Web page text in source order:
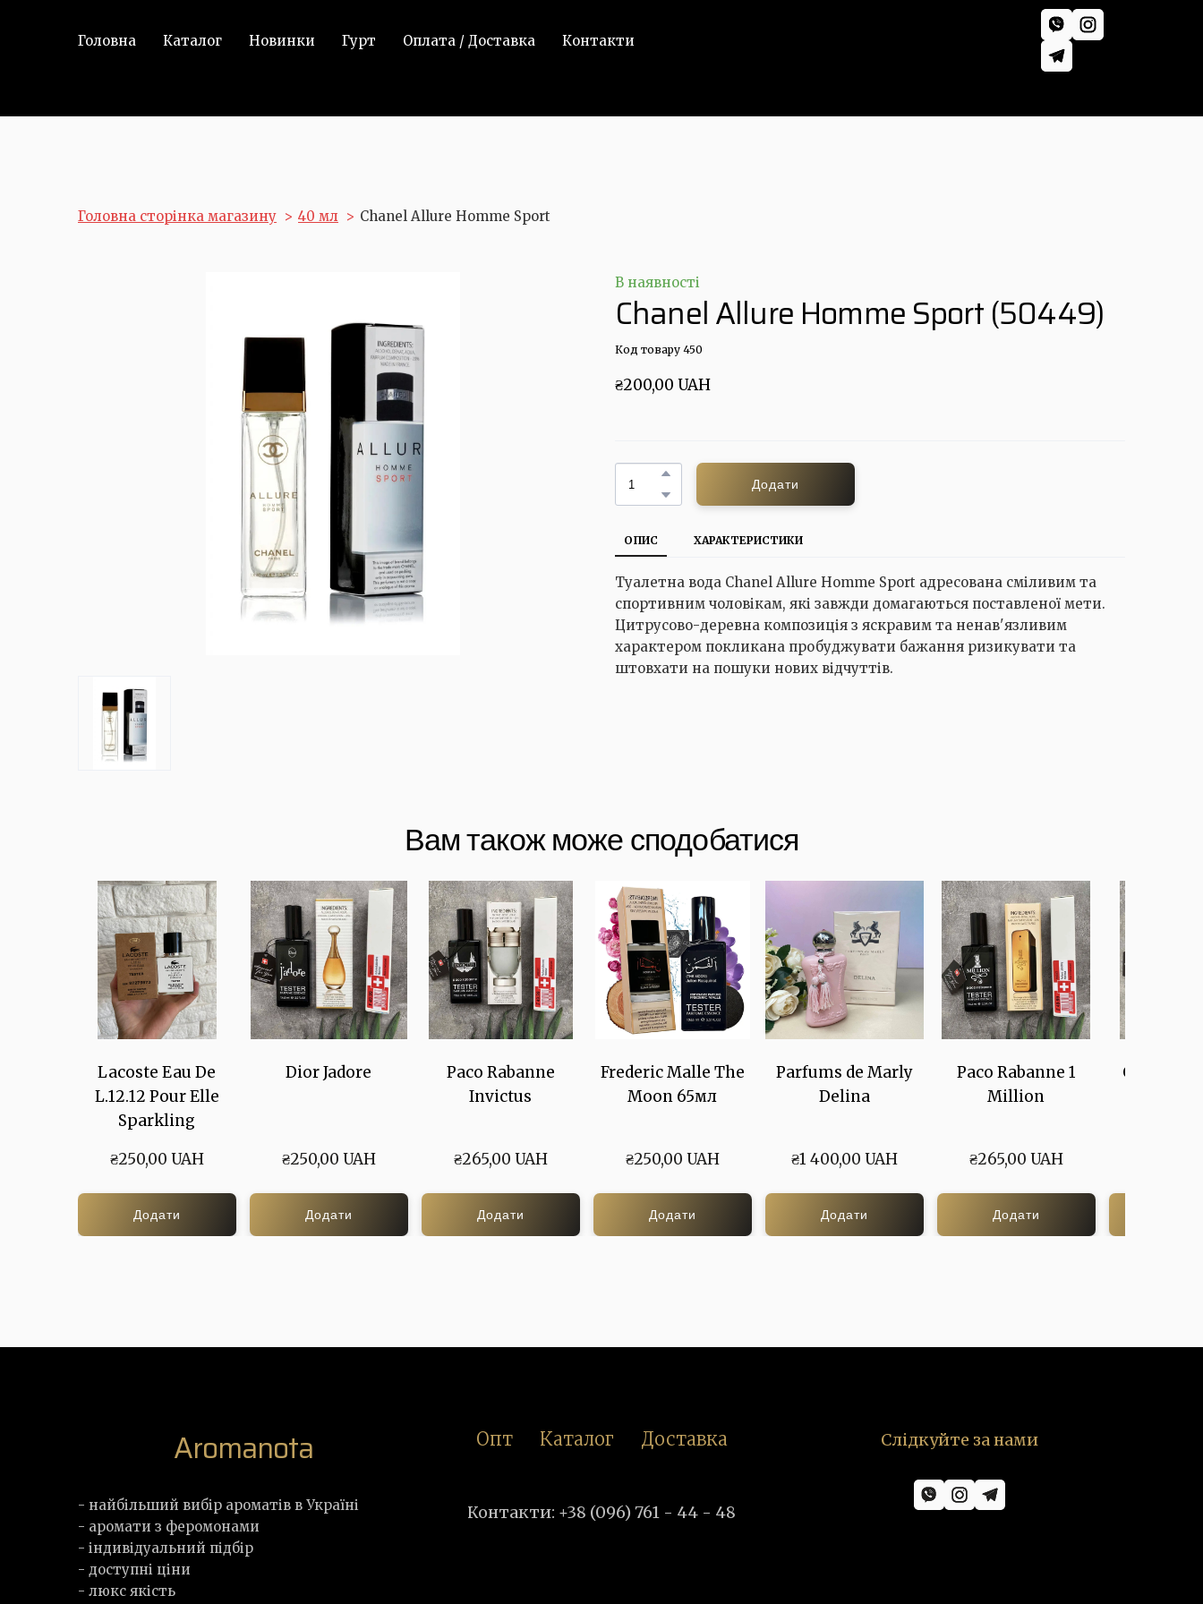
Головна Каталог Новинки Гурт Оплата / Доставка Контакти
Головна сторінка магазину 40 мл Chanel Allure Homme Sport
В наявності
Chanel Allure Homme Sport(50449)
Код товару 450
₴200,00 UAH
Додати
ОПИС ХАРАКТЕРИСТИКИ
Туалетна вода Chanel Allure Homme Sport адресована сміливим та
спортивним чоловікам, які завжди домагаються поставленої мети.
Цитрусово-деревна композиція з яскравим та ненав'язливим
характером покликана пробуджувати бажання ризикувати та
штовхати на пошуки нових відчуттів.
Вам також може сподобатися
Lacoste Eau De
L.12.12 Pour Elle
Sparkling
₴250,00 UAH
Додати
Dior Jadore
₴250,00 UAH
Додати
Paco Rabanne
Invictus
₴265,00 UAH
Додати
Frederic Malle The
Moon 65мл
₴250,00 UAH
Додати
Parfums de Marly
Delina
₴1 400,00 UAH
Додати
Paco Rabanne 1
Million
₴265,00 UAH
Додати
Carolina
Aromanota
- найбільший вибір ароматів в Україні
- аромати з феромонами
- індивідуальний підбір
- доступні ціни
- люкс якість
Опт Каталог Доставка
Контакти: +38 (096) 761 - 44 - 48
Слідкуйте за нами